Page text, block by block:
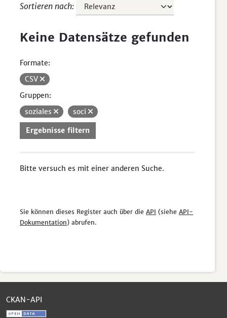
Sortieren nach
Keine Datensätze gefunden
Formate:
CSV
Gruppen:
soziales
soci
Ergebnisse filtern
Bitte versuch es mit einer anderen Suche.
Sie können dieses Register auch über die API (siehe API-
Dokumentation) abrufen.
CKAN-API